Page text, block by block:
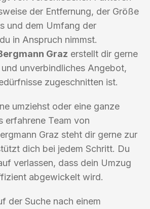
der Entfernung, der Größe
und dem Umfang der
in Anspruch nimmst.
Graz erstellt dir gerne
unverbindliches Angebot,
zugeschnitten ist.
umziehst oder eine ganze
erfahrene Team von
Graz steht dir gerne zur
dich bei jedem Schritt. Du
verlassen, dass dein Umzug
abgewickelt wird.
der Suche nach einem